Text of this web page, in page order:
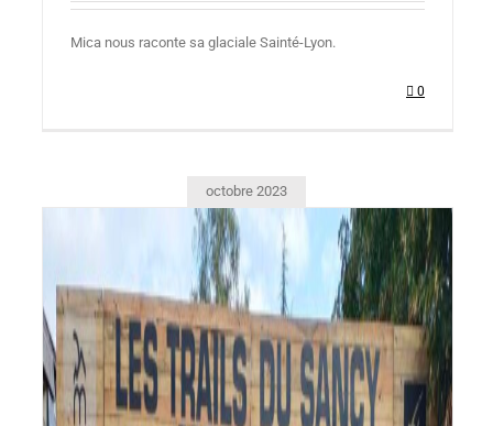
Mica nous raconte sa glaciale Sainté-Lyon.
0
octobre 2023